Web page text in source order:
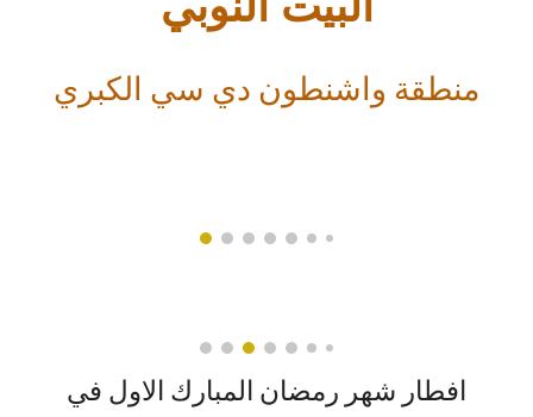
منطقة واشنطون دي سي الكبري
افطار شهر رمضان المبارك الاول في